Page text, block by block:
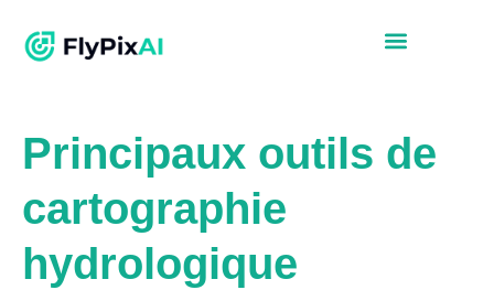
Principaux outils de
cartographie
hydrologique